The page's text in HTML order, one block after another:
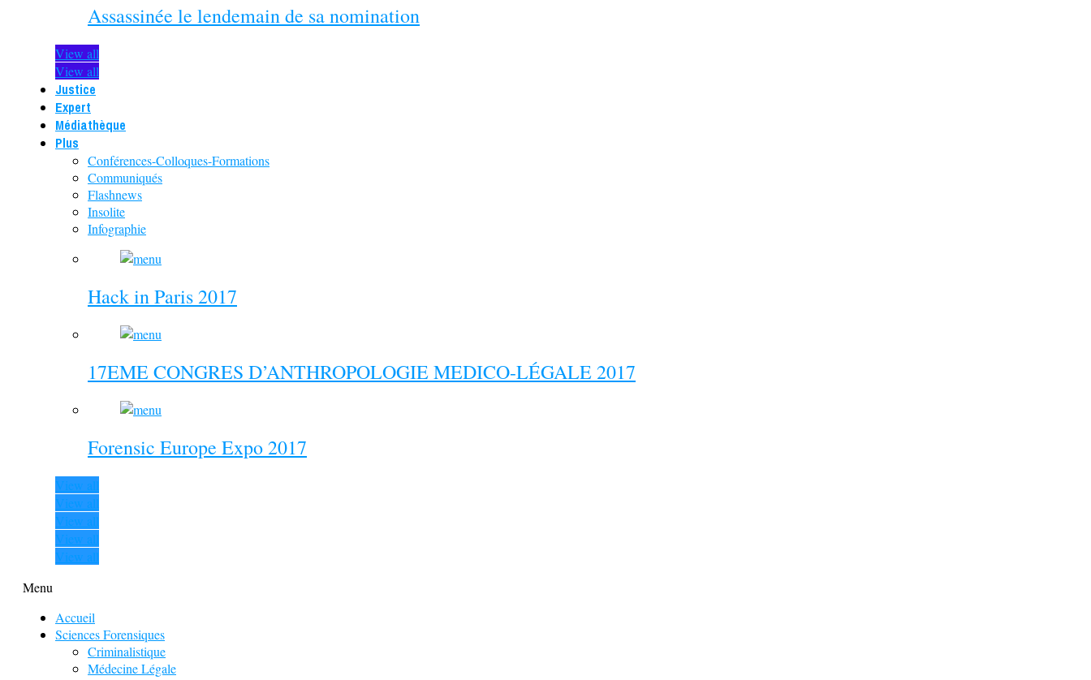
Assassinée le lendemain de sa nomination
View all
View all
Justice
Expert
Médiathèque
Plus
Conférences-Colloques-Formations
Communiqués
Flashnews
Insolite
Infographie
Hack in Paris 2017
17EME CONGRES D’ANTHROPOLOGIE MEDICO-LÉGALE 2017
Forensic Europe Expo 2017
View all
View all
View all
View all
View all
Menu
Accueil
Sciences Forensiques
Criminalistique
Médecine Légale